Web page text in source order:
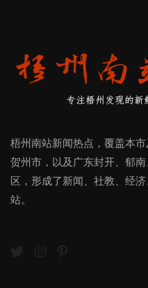
梧州南站新闻热点，覆盖本
贺州市，以及广东封开、郁
区，形成了新闻、社教、经
站。